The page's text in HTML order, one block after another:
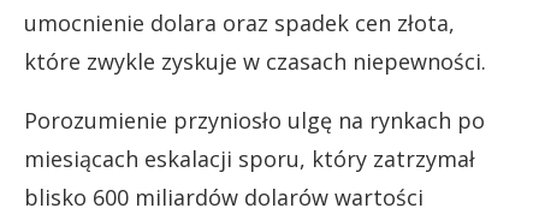
umocnienie dolara oraz spadek cen złota,
które zwykle zyskuje w czasach niepewności.
Porozumienie przyniosło ulgę na rynkach po
miesiącach eskalacji sporu, który zatrzymał
blisko 600 miliardów dolarów wartości